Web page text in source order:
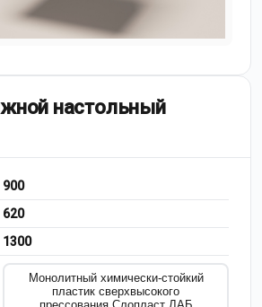
настольный
900
620
1300
Монолитный химически-стойкий
пластик сверхвысокого
прессования Слопласт ЛАБ